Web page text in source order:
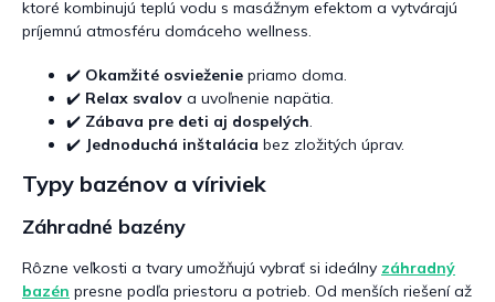
ktoré kombinujú teplú vodu s masážnym efektom a vytvárajú
príjemnú atmosféru domáceho wellness.
✔️ Okamžité osvieženie priamo doma.
✔️ Relax svalov a uvoľnenie napätia.
✔️ Zábava pre deti aj dospelých
✔️ Jednoduchá inštalácia bez zložitých úprav.
Typy bazénov a víriviek
Záhradné bazény
Rôzne veľkosti a tvary umožňujú vybrať si ideálny záhradný
bazén presne podľa priestoru a potrieb. Od menších riešení až